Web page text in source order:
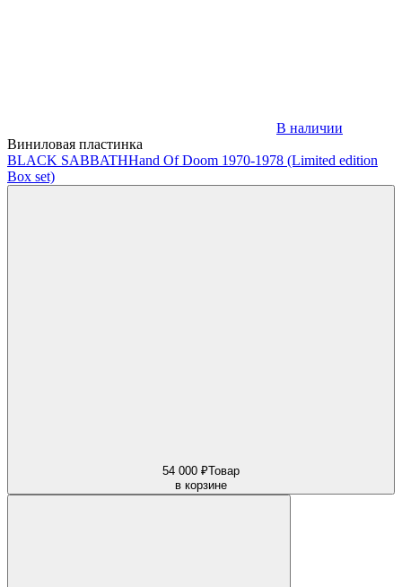
В наличии
Виниловая пластинка
BLACK SABBATHHand Of Doom 1970-1978 (Limited edition
Box set)
54 000 ₽Товар
в корзине